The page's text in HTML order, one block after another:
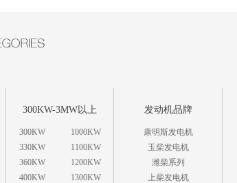
300KW-3MW以上
300KW
330KW
360KW
400KW
1000KW
1100KW
1200KW
1300KW
发动机品牌
康明斯发电机
玉柴发电机
潍柴系列
上柴发电机